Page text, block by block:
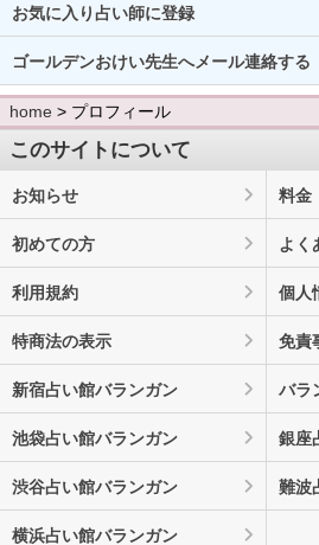
お気に入り占い師に登録
ゴールデンおけい先生へメール連絡する
home > プロフィール
このサイトについて
お知らせ 料金
初めての方 よく
利用規約 個人
特商法の表示 免責
新宿占い館バランガン バラ
池袋占い館バランガン 銀座
渋谷占い館バランガン 難波
横浜占い館バランガン